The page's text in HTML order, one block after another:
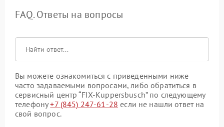
FAQ. Ответы на вопросы
Вы можете ознакомиться с приведенными ниже
часто задаваемыми вопросами, либо обратиться в
сервисный центр “FIX-Kuppersbusch” по следующему
телефону+7 (845) 247-61-28 если не нашли ответ на
свой вопрос.